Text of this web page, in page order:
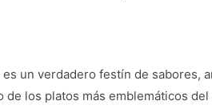
es un verdadero festín de
de los platos más emblemáticos